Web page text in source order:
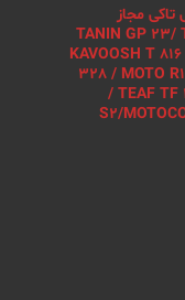
مجاز
TANIN GP 23/
KAVOOSH T
328 / MOTO
/ TEAF TF
S2/